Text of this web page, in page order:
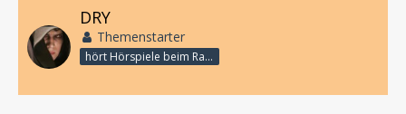
DRY
Themenstarter
hört Hörspiele beim Rasenmähen